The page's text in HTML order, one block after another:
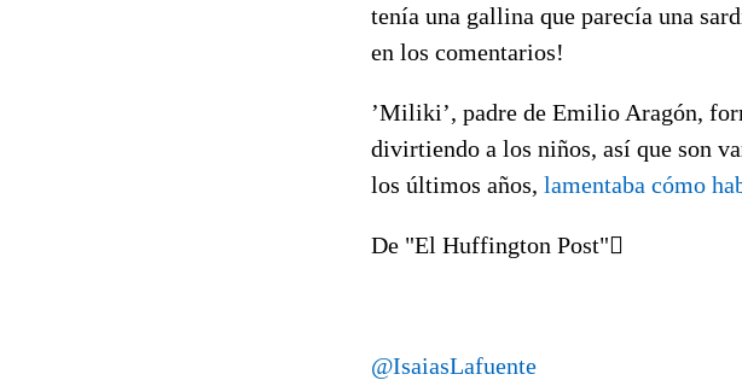
tenía una gallina que parecía una
en los comentarios!
’Miliki’, padre de Emilio Aragón,
divirtiendo a los niños, así que son
los últimos años, lamentaba cómo
De "El Huffington Post"
@IsaiasLafuente